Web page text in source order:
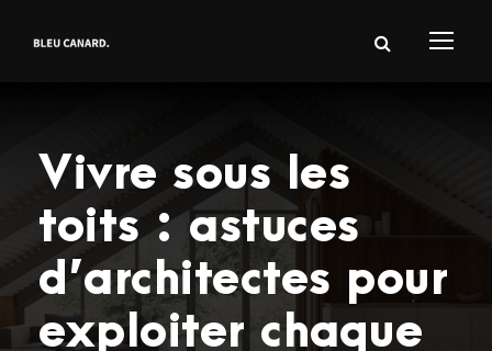
Vivre sous les
toits : astuces
d’architectes pour
exploiter chaque